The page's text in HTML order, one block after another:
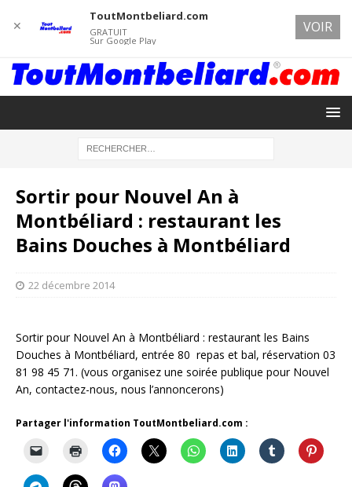
Sortir pour Nouvel An à
Montbéliard : restaurant les
Bains Douches à Montbéliard
22 décembre 2014
Sortir pour Nouvel An à Montbéliard : restaurant les Bains
Douches à Montbéliard, entrée 80  repas et bal, réservation 03
81 98 45 71. (vous organisez une soirée publique pour Nouvel
An, contactez-nous, nous l’annoncerons)
Partager l'information ToutMontbeliard.com :
✕
ToutMontbeliard.com
GRATUIT
Sur Google Play
VOIR